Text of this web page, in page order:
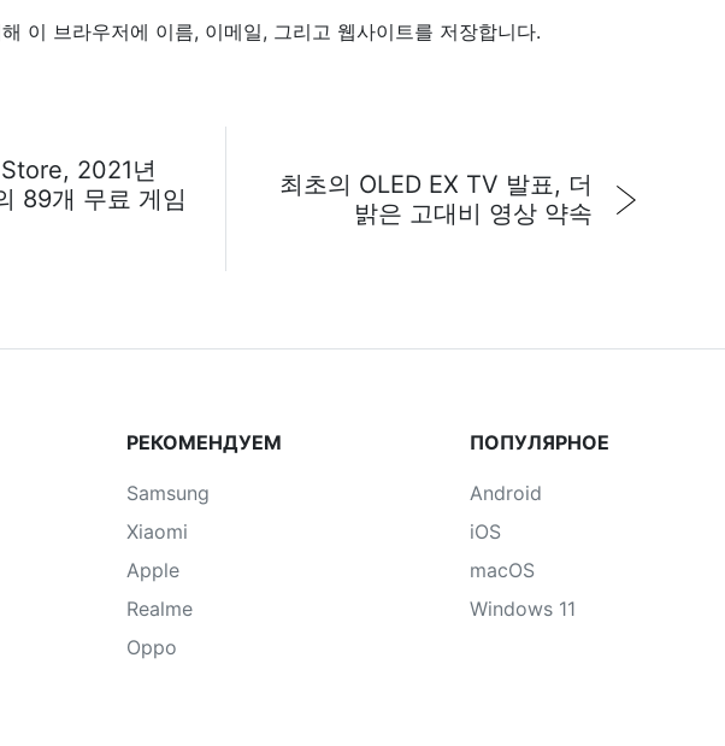
이 브라우저에 이름, 이메일, 그리고 웹사이트를 저장합니다.
2021년
89개 무료 게임
최초의 OLED EX TV 발표, 더
밝은 고대비 영상 약속
РЕКОМЕНДУЕМ
Samsung
Xiaomi
Apple
Realme
Oppo
ПОПУЛЯРНОЕ
Android
iOS
macOS
Windows 11